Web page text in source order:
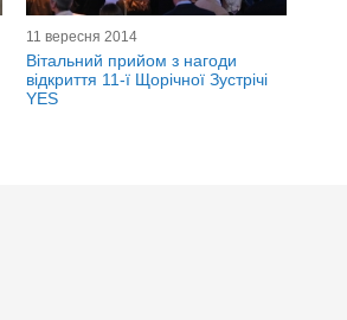
11 вересня 2014
Вітальний прийом з нагоди
відкриття 11-ї Щорічної Зустрічі
YES